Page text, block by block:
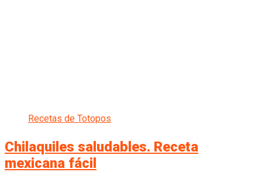
Recetas de Totopos
Chilaquiles saludables. Receta
mexicana fácil